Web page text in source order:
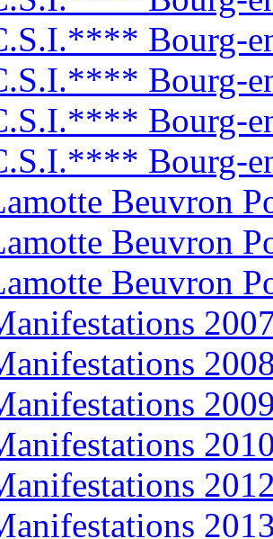
Bourg-
Bourg-
Bourg-
Bourg-
Beuvron
Beuvron
Beuvron